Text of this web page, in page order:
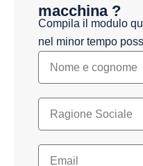
macchina ?
Compila il modulo
nel minor tempo